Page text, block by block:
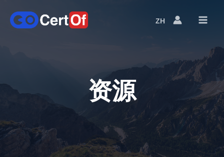
ZH
语
资源